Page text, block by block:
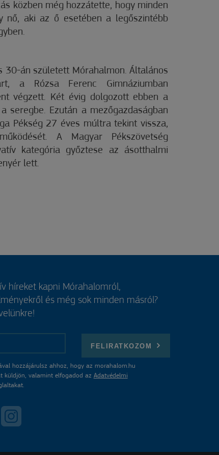
közben még hozzátette, hogy minden
nő, aki az ő esetében a legőszintébb
30-án született Mórahalmon. Általános
a Rózsa Ferenc Gimnáziumban
végzett. Két évig dolgozott ebben a
seregbe. Ezután a mezőgazdaságban
Pékség 27 éves múltra tekint vissza,
A Magyar Pékszövetség
kategória győztese az ásotthalmi
lett.
híreket kapni Mórahalomról,
és még sok minden másról?
FELIRATKOZOM
hozzájárulsz ahhoz, hogy az morahalom.hu
küldjön, valamint elfogadod az Adatvédelmi